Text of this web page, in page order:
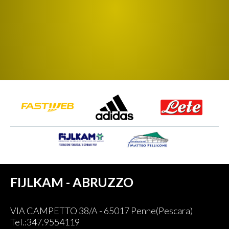
FIJLKAM - ABRUZZO
VIA CAMPETTO 38/A - 65017 Penne(Pescara)
Tel.:347.9554119